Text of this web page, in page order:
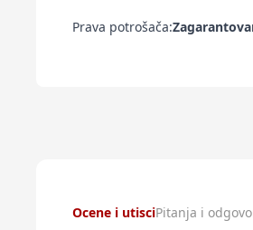
Prava potrošača:
Ocene i utisciPitanja i